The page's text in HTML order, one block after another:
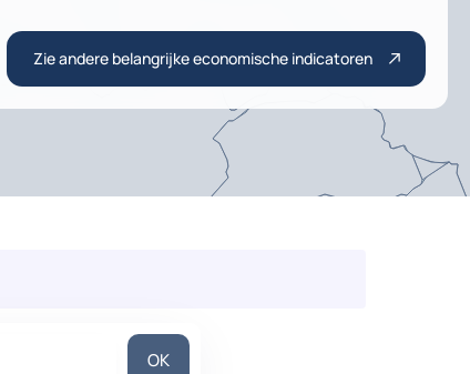
Zie andere belangrijke economische indicatoren
Zoek een land
OK